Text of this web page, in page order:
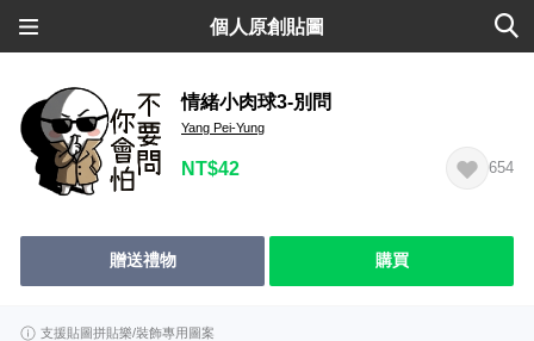
個人原創貼圖
情緒小肉球3-別問
Yang Pei-Yung
NT$42 654
贈送禮物 購買
支援貼圖拼貼樂/裝飾專用圖案